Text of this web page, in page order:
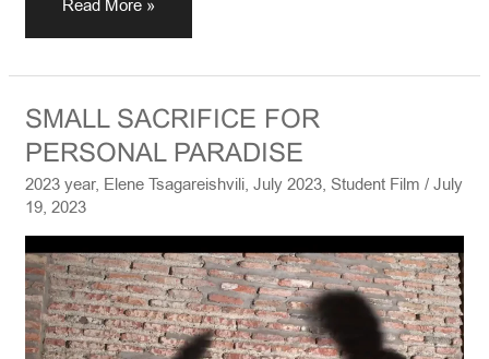
Read More »
SMALL SACRIFICE FOR
PERSONAL PARADISE
2023 year, Elene Tsagareishvili,July 2023, Student Film /July
19, 2023
SMALL
SACRIFICE
FOR
PERSONAL